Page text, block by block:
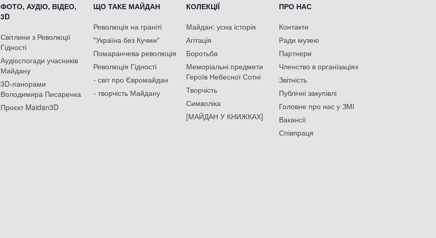
ФОТО, АУДІО, ВІДЕО,
3D
Світлини з Революції
Гідності
Аудіоспогади учасників
Майдану
3D-панорами
Володимира Писаренка
Проєкт Maidan3D
ЩО ТАКЕ МАЙДАН
Революція на граніті
"Україна без Кучми"
Помаранчева революція
Революція Гідності
- світ про Євромайдан
- творчість Майдану
КОЛЕКЦІЇ
Майдан: усна історія
Агітація
Боротьба
Меморіальні предмети
Героїв Небесної Сотні
Творчість
Символіка
[МАЙДАН У КНИЖКАХ]
ПРО НАС
Контакти
Ради музею
Партнери
Членство в організаціях
Звітність
Публічні закупівлі
Головне про нас у ЗМІ
Вакансії
Співпраця